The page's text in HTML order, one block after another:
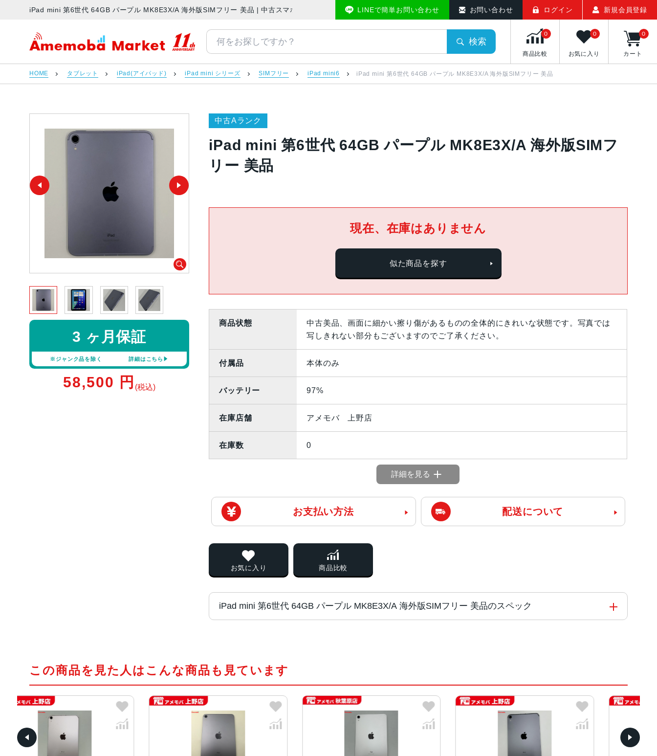
iPad mini 第6世代 64GB パープル MK8E3X/A 海外版SIMフリー 美品 | 中古スマホ販売のアメモバマーケットLINEで簡単お問い合わせ お問い合わせ ログイン 新規会員登録
アメモバマーケット
検索
商品比較
0
お気に入り
0
カート
0
HOME タブレット iPad(アイパッド) iPad mini シリーズ SIMフリー iPad mini6 iPad mini 第6世代 64GB パープル MK8E3X/A 海外版SIMフリー 美品
中古Aランク
iPad mini 第6世代 64GB パープル MK8E3X/A 海外版SIMフ
リー 美品
3 ヶ月保証
※ジャンク品を除く 詳細はこちら
58,500 円 (税込)
現在、在庫はありません
似た商品を探す
商品状態
中古美品、画面に細かい擦り傷があるものの全体的にきれいな状態です。写真では
写しきれない部分もございますのでご了承ください。
付属品 本体のみ
バッテリー 97%
在庫店舗 アメモバ 上野店
在庫数 0
詳細を見る
お支払い方法 配送について
お気に入り 商品比較
iPad mini 第6世代 64GB パープル MK8E3X/A 海外版SIMフリー 美品のスペック
カラー スペースグレイ、ピンク、スターライト、パープル
サイズ・重さ 134.8ｘ195.4ｘ6.3mm・297g
この商品を見た人はこんな商品も見ています